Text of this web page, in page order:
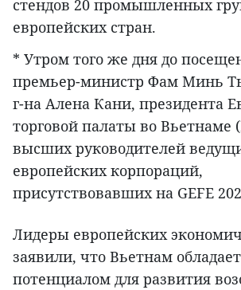
стендов 20 промышленных
европейских стран.
* Утром того же дня до
премьер-министр Фам Минь
г-на Алена Кани, президента
торговой палаты во Вьетнаме
высших руководителей
европейских корпораций,
присутствовавших на GEFE
Лидеры европейских
заявили, что Вьетнам
потенциалом для развития